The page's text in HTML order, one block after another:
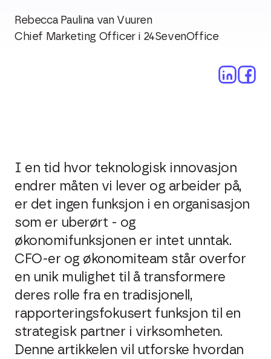
Rebecca Paulina van Vuuren
Chief Marketing Officer i 24SevenOffice
I en tid hvor teknologisk innovasjon
endrer måten vi lever og arbeider på,
er det ingen funksjon i en organisasjon
som er uberørt - og
økonomifunksjonen er intet unntak.
CFO-er og økonomiteam står overfor
en unik mulighet til å transformere
deres rolle fra en tradisjonell,
rapporteringsfokusert funksjon til en
strategisk partner i virksomheten.
Denne artikkelen vil utforske hvordan